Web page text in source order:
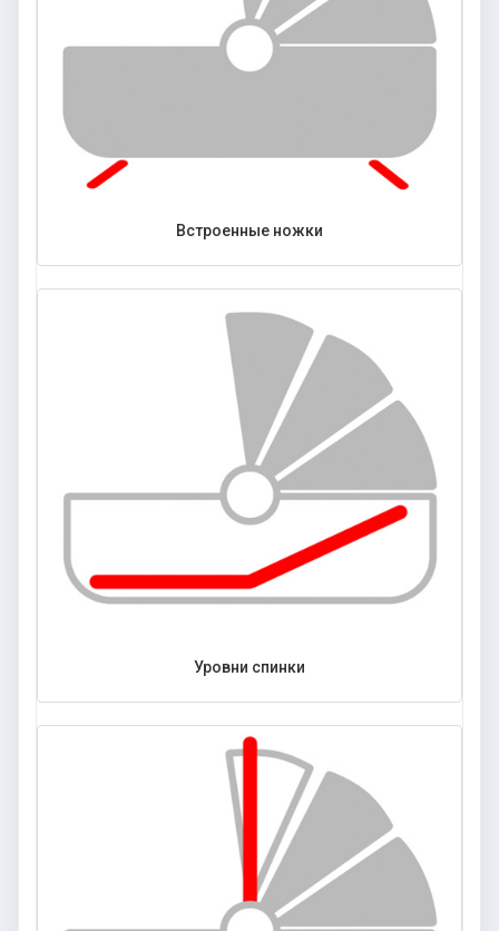
Встроенные ножки
Уровни спинки